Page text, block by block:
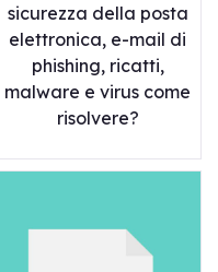
sicurezza della posta
elettronica, e-mail di
phishing, ricatti,
malware e virus come
risolvere?